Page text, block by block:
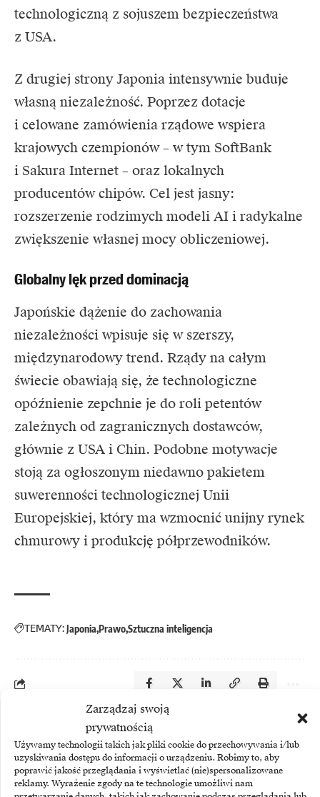
Zarządzaj swoją
prywatnością
Używamy technologii takich jak pliki cookie do przechowywania i/lub
uzyskiwania dostępu do informacji o urządzeniu. Robimy to, aby
poprawić jakość przeglądania i wyświetlać (nie)spersonalizowane
reklamy. Wyrażenie zgody na te technologie umożliwi nam
technologiczną z sojuszem bezpieczeństwa
z USA.
Z drugiej strony Japonia intensywnie buduje
własną niezależność. Poprzez dotacje
i celowane zamówienia rządowe wspiera
krajowych czempionów – w tym SoftBank
i Sakura Internet – oraz lokalnych
producentów chipów. Cel jest jasny:
rozszerzenie rodzimych modeli AI i radykalne
zwiększenie własnej mocy obliczeniowej.
Globalny lęk przed dominacją
Japońskie dążenie do zachowania
niezależności wpisuje się w szerszy,
międzynarodowy trend. Rządy na całym
świecie obawiają się, że technologiczne
opóźnienie zepchnie je do roli petentów
zależnych od zagranicznych dostawców,
głównie z USA i Chin. Podobne motywacje
stoją za ogłoszonym niedawno pakietem
suwerenności technologicznej Unii
Europejskiej, który ma wzmocnić unijny rynek
chmurowy i produkcję półprzewodników.
TEMATY:Japonia PrawoSztuczna inteligencja
Zobacz również